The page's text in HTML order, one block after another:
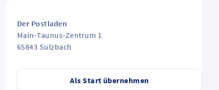
Als Start übernehmen
Der Postladen
Main-Taunus-Zentrum 1
65843 Sulzbach